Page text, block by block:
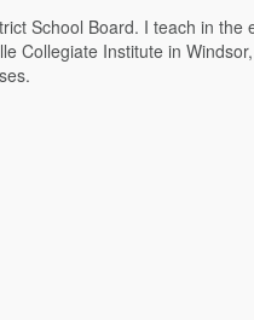
School Board. I teach in
Collegiate Institute in